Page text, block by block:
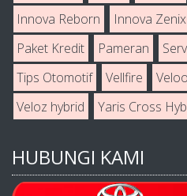
Innova Reborn
Innova Zenix
Paket Kredit
Pameran
Tips Otomotif
Vellfire
Veloz hybrid
Yaris Cross
HUBUNGI KAMI